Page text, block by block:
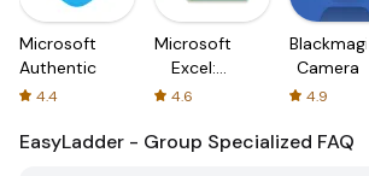
Microsoft
Authenticator
4.4
Microsoft
Excel:
Spreadsheets
4.6
Blackmagic
Camera
4.9
EasyLadder - Group Specialized FAQ